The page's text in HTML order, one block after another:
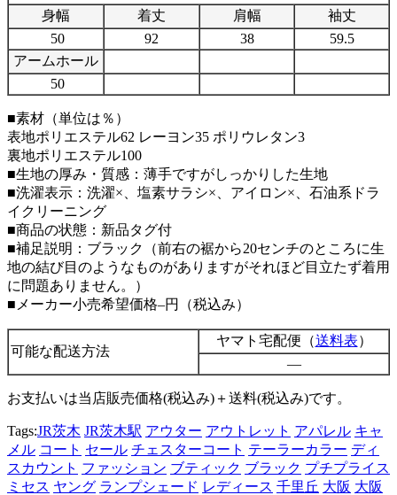
身幅 着丈 肩幅
袖丈
50
92 38
59.5
アームホール
50
■素材（単位は％）
表地ポリエステル62 レーヨン35 ポリウレタン3
裏地ポリエステル100
■生地の厚み・質感：薄手ですがしっかりした生地
■洗濯表示：洗濯×、塩素サラシ×、アイロン×、石油系ドラ
イクリーニング
■商品の状態：新品タグ付
■補足説明：ブラック（前右の裾から20センチのところに生
地の結び目のようなものがありますがそれほど目立たず着用
に問題ありません。）
■メーカー小売希望価格–円（税込み）
可能な配送方法
ヤマト宅配便（送料表）
—
お支払いは当店販売価格(税込み)＋送料(税込み)です。
Tags:JR茨木 JR茨木駅 アウター アウトレット アパレル キャ
メル コート セール チェスターコート テーラーカラー ディ
スカウント ファッション ブティック ブラック プチプライス
ミセス ヤング ランプシェード レディース 千里丘 大阪 大阪